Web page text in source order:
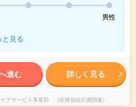
男性
と見る
進む 詳しく見る
アサービス事業部 （医療福祉介護関連）